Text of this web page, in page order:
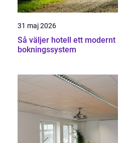
31 maj 2026
Så väljer hotell ett modernt
bokningssystem